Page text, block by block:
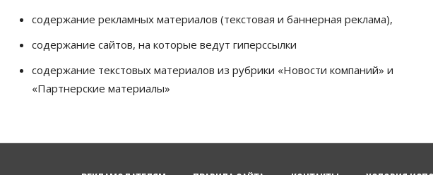
содержание рекламных материалов (текстовая и баннерная реклама),
содержание сайтов, на которые ведут гиперссылки
содержание текстовых материалов из рубрики «Новости компаний» и
«Партнерские материалы»